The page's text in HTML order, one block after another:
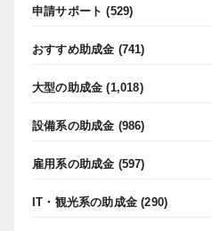
申請サポート (529)
おすすめ助成金 (741)
大型の助成金 (1,018)
設備系の助成金 (986)
雇用系の助成金 (597)
IT・観光系の助成金 (290)